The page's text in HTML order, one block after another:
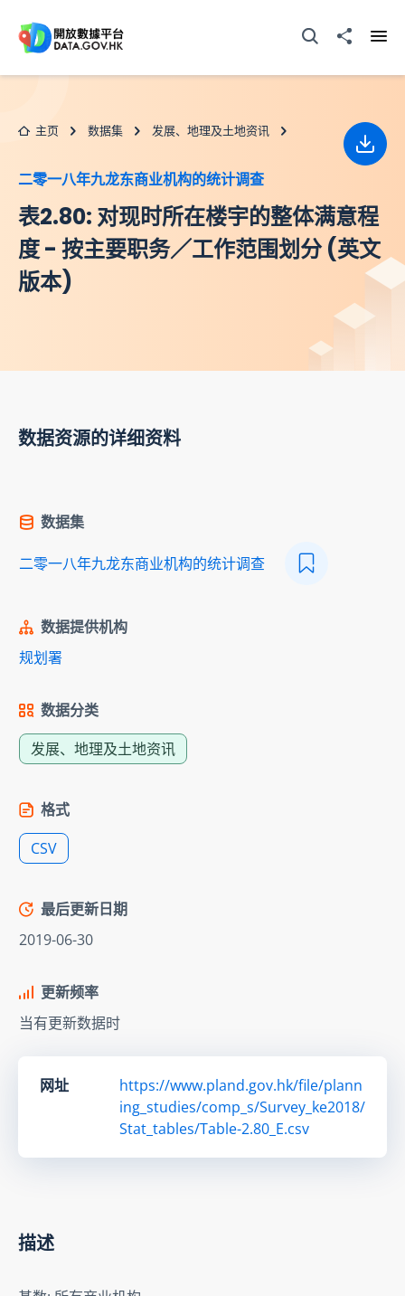
打开搜寻器分享至
主页 数据集 发展、地理及土地资讯
二零一八年九龙东商业机构的统计调查
表2.80: 对现时所在楼宇的整体满意程
度 - 按主要职务／工作范围划分 (英文
版本)
下载
数据资源的详细资料
数据集
二零一八年九龙东商业机构的统计调查
数据提供机构
规划署
数据分类
发展、地理及土地资讯
格式
CSV
最后更新日期
2019-06-30
更新频率
当有更新数据时
网址
https://www.pland.gov.hk/file/plann
ing_studies/comp_s/Survey_ke2018/
Stat_tables/Table-2.80_E.csv
描述